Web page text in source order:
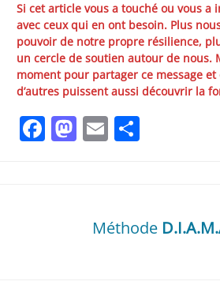
Si cet article vous a touché ou vous a
avec ceux qui en ont besoin. Plus
pouvoir de notre propre résilience,
un cercle de soutien autour de nous.
moment pour partager ce message
d’autres puissent aussi découvrir la
Facebook
Mastodon
Email
Méthode